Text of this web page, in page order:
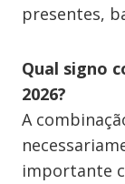
presentes,
Qual signo
2026?
A
importante